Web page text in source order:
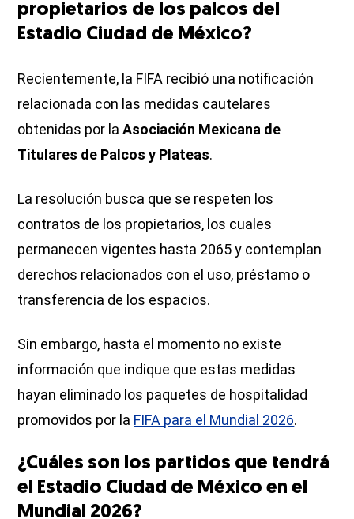
propietarios de los palcos del
Estadio Ciudad de México?
Recientemente, la FIFA recibió una notificación
relacionada con las medidas cautelares
obtenidas por la Asociación Mexicana de
Titulares de Palcos y Plateas.
La resolución busca que se respeten los
contratos de los propietarios, los cuales
permanecen vigentes hasta 2065 y contemplan
derechos relacionados con el uso, préstamo o
transferencia de los espacios.
Sin embargo, hasta el momento no existe
información que indique que estas medidas
hayan eliminado los paquetes de hospitalidad
promovidos por la FIFA para el Mundial 2026.
¿Cuáles son los partidos que tendrá
el Estadio Ciudad de México en el
Mundial 2026?